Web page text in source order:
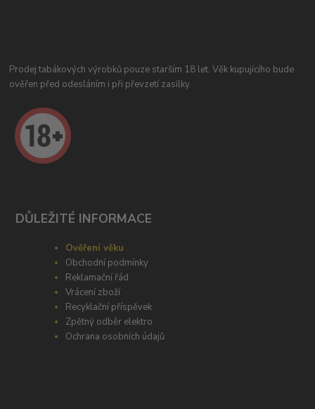
Prodej tabákových výrobků pouze starším 18 let. Věk kupujícího bude
ověřen před odesláním i při převzetí zasilky.
DŮLEŽITÉ INFORMACE
Ověření věku
Obchodní podmínky
Reklamační řád
Vrácení zboží
Recyklační příspěvek
Zpětný odběr elektro
Ochrana osobních údajů